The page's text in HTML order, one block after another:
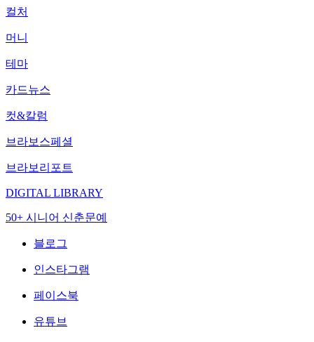
컬처
머니
테마
카드뉴스
컷&칼럼
브라보스페셜
브라보리포트
DIGITAL LIBRARY
50+ 시니어 신춘문예
블로그
인스타그램
페이스북
유튜브